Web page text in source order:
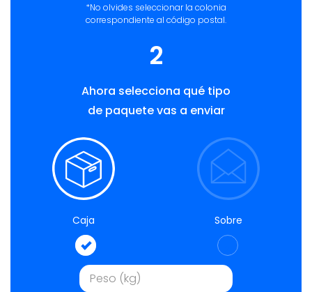
*No olvides seleccionar la colonia
correspondiente al código postal.
2
Ahora selecciona qué tipo
de paquete vas a enviar
Caja Sobre